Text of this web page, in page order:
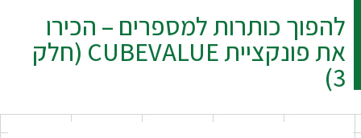
להפוך כותרות למספרים – הכירו
את פונקציית CUBEVALUE (חלק
3)